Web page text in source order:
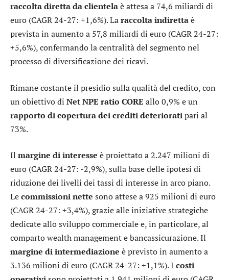
raccolta diretta da clientelaè attesa a 74,6 miliardi di
euro (CAGR 24-27: +1,6%). Laraccolta indirettaè
prevista in aumento a 57,8 miliardi di euro (CAGR 24-27:
+5,6%), confermando la centralità del segmento nel
processo di diversificazione dei ricavi.
Rimane costante il presidio sulla qualità del credito, con
un obiettivo di Net NPE ratio CORE allo 0,9% e un
rapporto di copertura dei crediti deterioratipari al
73%.
Il margine di interesse è proiettato a 2.247 milioni di
euro (CAGR 24-27: -2,9%), sulla base delle ipotesi di
riduzione dei livelli dei tassi di interesse in arco piano.
Lecommissioni nette sono attese a 925 milioni di euro
(CAGR 24-27: +3,4%), grazie alle iniziative strategiche
dedicate allo sviluppo commerciale e, in particolare, al
comparto wealth management e bancassicurazione. Il
margine di intermediazione è previsto in aumento a
3.136 milioni di euro (CAGR 24-27: +1,1%). I costi